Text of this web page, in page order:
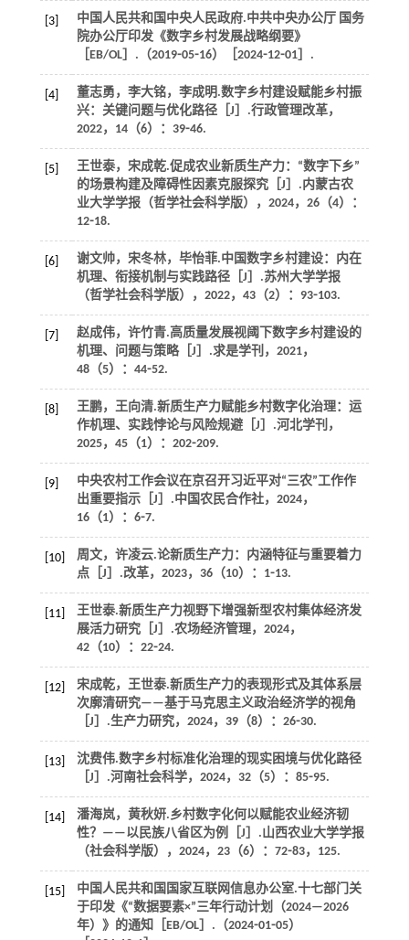
[3]
中国人民共和国中央人民政府.中共中央办公厅 国务
院办公厅印发《数字乡村发展战略纲要》
［EB/OL］.（2019⁃05⁃16）［2024⁃12⁃01］.
[4]
董志勇，李大铭，李成明.数字乡村建设赋能乡村振
兴：关键问题与优化路径［J］.行政管理改革，
2022， 14（6）：39⁃46.
[5]
王世泰，宋成乾.促成农业新质生产力：“数字下乡”
的场景构建及障碍性因素克服探究［J］. 内蒙古农
业大学学报（哲学社会科学版）
， 2024， 26（4）：
12⁃18.
[6]
谢文帅，宋冬林，毕怡菲.中国数字乡村建设：内在
机理、衔接机制与实践路径［J］.苏州大学学报
（哲学社会科学版）
， 2022， 43（2）：93⁃103.
[7]
赵成伟，许竹青.高质量发展视阈下数字乡村建设的
机理、问题与策略［J］.求是学刊 ， 2021，
48（5）：44⁃52.
[8]
王鹏，王向清.新质生产力赋能乡村数字化治理：运
作机理、实践悖论与风险规避［J］.河北学刊 ，
2025， 45（1）：202⁃209.
[9]
中央农村工作会议在京召开习近平对“三农”工作作
出重要指示［J］.中国农民合作社， 2024，
16（1）：6⁃7.
[10]
周文，许凌云.论新质生产力：内涵特征与重要着力
点［J］.改革， 2023， 36（10）：1⁃13.
[11]
王世泰.新质生产力视野下增强新型农村集体经济发
展活力研究［J］.农场经济管理， 2024，
42（10）：22⁃24.
[12]
宋成乾，王世泰.新质生产力的表现形式及其体系层
次廓清研究——基于马克思主义政治经济学的视角
［J］.生产力研究， 2024， 39（8）：26⁃30.
[13]
沈费伟.数字乡村标准化治理的现实困境与优化路径
［J］.河南社会科学， 2024， 32（5）：85⁃95.
[14]
潘海岚，黄秋妍.乡村数字化何以赋能农业经济韧
性？——以民族八省区为例［J］. 山西农业大学学报
（社会科学版）
， 2024， 23（6）：72⁃83，125.
[15]
中国人民共和国国家互联网信息办公室.十七部门关
于印发《“数据要素×”三年行动计划（2024—2026
年）》的通知［EB/OL］.（2024⁃01⁃05）